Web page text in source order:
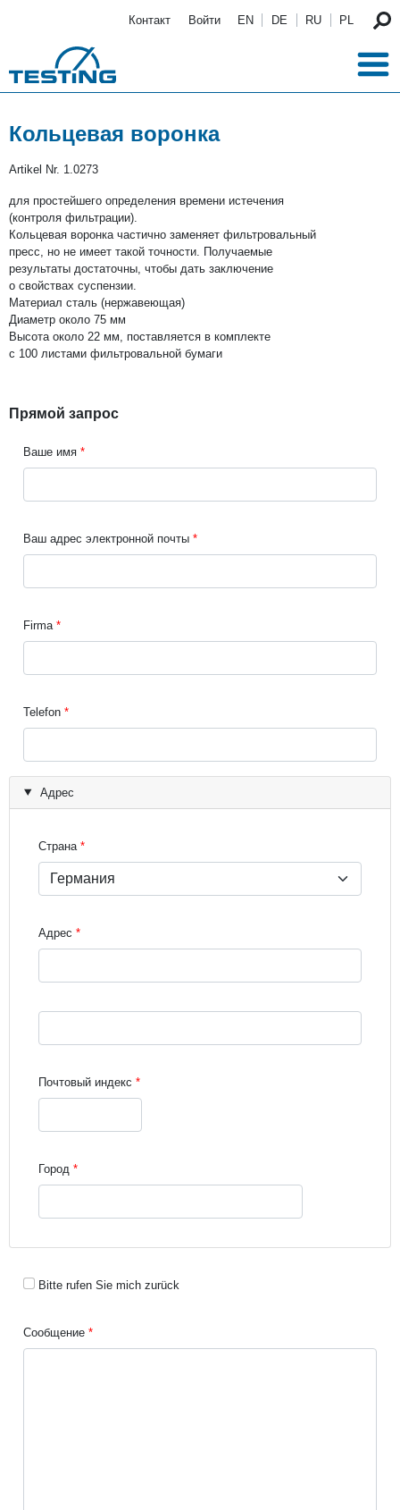
Контакт Войти EN DE RU PL
Кольцевая воронка
Artikel Nr. 1.0273
для простейшего определения времени истечения
(контроля фильтрации).
Кольцевая воронка частично заменяет фильтровальный
пресс, но не имеет такой точности. Получаемые
результаты достаточны, чтобы дать заключение
о свойствах суспензии.
Материал сталь (нержавеющая)
Диаметр около 75 мм
Высота около 22 мм, поставляется в комплекте
с 100 листами фильтровальной бумаги
Прямой запрос
Ваше имя
Ваш адрес электронной почты
Firma
Telefon
Адрес
Страна
Адрес
Street address line 3
Почтовый индекс
Город
Bitte rufen Sie mich zurück
Сообщение